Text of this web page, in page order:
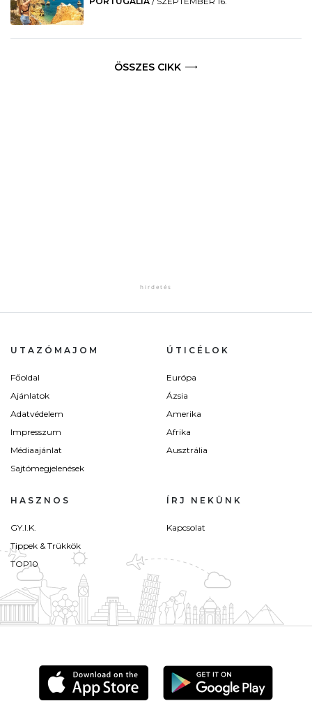
ÖSSZES CIKK
UTAZÓMAJOM
Főoldal
Ajánlatok
Adatvédelem
Impresszum
Médiaajánlat
Sajtómegjelenések
ÚTICÉLOK
Európa
Ázsia
Amerika
Afrika
Ausztrália
HASZNOS
GY.I.K.
Tippek & Trükkök
TOP10
ÍRJ NEKÜNK
Kapcsolat